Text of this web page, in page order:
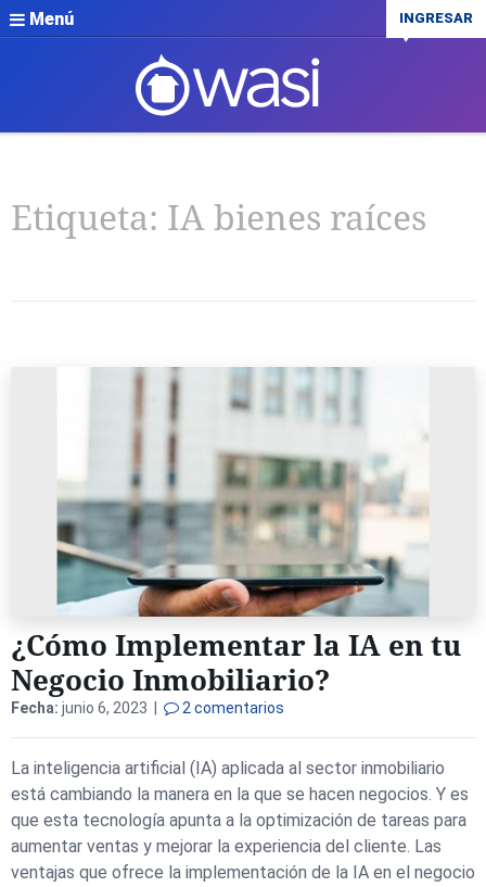
Menú INGRESAR
Etiqueta: IA bienes raíces
¿Cómo Implementar la IA en tu
Negocio Inmobiliario?
Fecha: junio 6, 2023 | 2 comentarios
La inteligencia artificial (IA) aplicada al sector inmobiliario
está cambiando la manera en la que se hacen negocios. Y es
que esta tecnología apunta a la optimización de tareas para
aumentar ventas y mejorar la experiencia del cliente. Las
ventajas que ofrece la implementación de la IA en el negocio